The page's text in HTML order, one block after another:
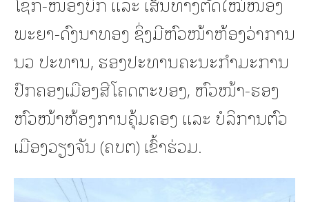
ພະຍາ-ດົງນາທອງ ຊຶ່ງມີຫົວໜ້າຫ້ອງວ່າການ
ນວ ປະທານ, ຮອງປະທານຄະນະກຳມະການ
ປົກຄອງເມືອງສີໂຄດຕະບອງ, ຫົວໜ້າ-ຮອງ
ຫົວໜ້າຫ້ອງການຄຸ້ມຄອງ ແລະ ບໍລິການຕົວ
ເມືອງວຽງຈັນ (ຄບຕ) ເຂົ້າຮ່ວມ.